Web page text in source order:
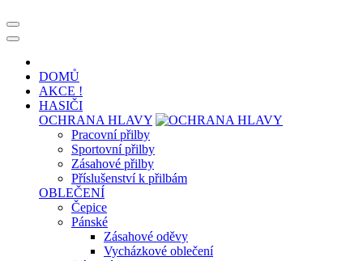
DOMŮ
AKCE !
HASIČI
OCHRANA HLAVY
Pracovní přilby
Sportovní přilby
Zásahové přilby
Příslušenství k přilbám
OBLEČENÍ
Čepice
Pánské
Zásahové oděvy
Vycházkové oblečení